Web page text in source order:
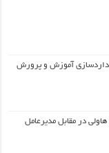
آموزش و پرورش
در مقابل مدیرعامل